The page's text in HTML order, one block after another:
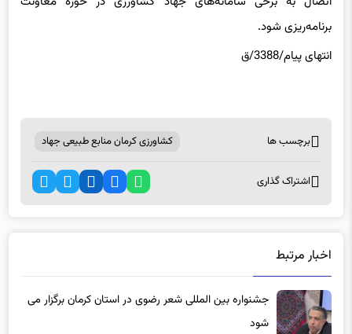
برنامه‌ریزی شود.
انتهای پیام/3388/ق
برچسب ها کشاورزی کرمان منابع طبیعی جهاد
اشتراک گذاری
اخبار مرتبط
جشنواره بین المللی شعر رضوی در استان کرمان برگزار می
شود